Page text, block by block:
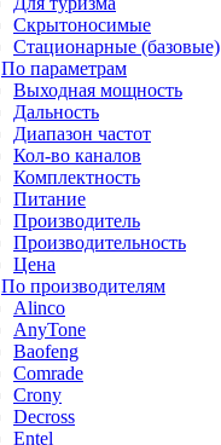
Скрытоносимые
Стационарные (базовые)
По параметрам
Выходная мощность
Дальность
Диапазон частот
Кол-во каналов
Комплектность
Питание
Производитель
Производительность
Цена
По производителям
Alinco
AnyTone
Baofeng
Comrade
Crony
Decross
Entel